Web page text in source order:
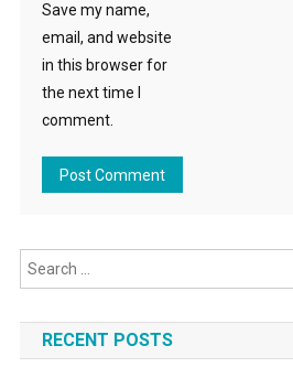
Save my name,
email, and website
in this browser for
the next time I
comment.
RECENT POSTS